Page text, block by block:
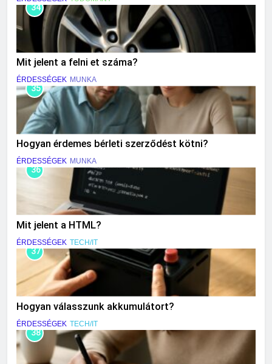
34
Mit jelent a felni et száma?
ÉRDESSÉGEK MUNKA
35
Hogyan érdemes bérleti szerződést kötni?
ÉRDESSÉGEK MUNKA
36
Mit jelent a HTML?
ÉRDESSÉGEK TECH/IT
37
Hogyan válasszunk akkumulátort?
ÉRDESSÉGEK TECH/IT
38